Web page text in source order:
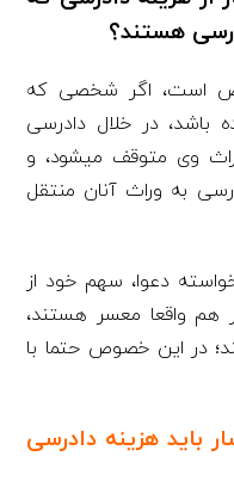
هستند؟
است، اگر شخصی که
باشد، در خلال دادرسی
وی متوقف می­شود، و
به وراث آنان منتقل
دعوا، سهم خود از
هم واقعا معسر هستند،
در این خصوص حتما با
باید هزینه دادرسی